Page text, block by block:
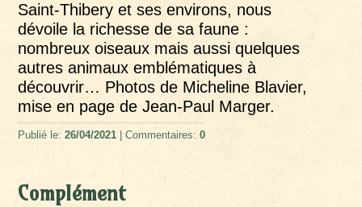
Saint-Thibery et ses environs, nous
dévoile la richesse de sa faune :
nombreux oiseaux mais aussi quelques
autres animaux emblématiques à
découvrir… Photos de Micheline Blavier,
mise en page de Jean-Paul Marger.
Publié le:26/04/2021 | Commentaires:0
Complément